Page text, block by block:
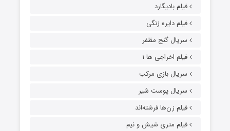
فیلم بادیگارد
فیلم دایره زنگی
سریال گنج مظفر
فیلم اخراجی ها ۱
سریال بازی مرکب
سریال پوست شیر
فیلم زن‌ها فرشته‌اند
فیلم متری شیش و نیم